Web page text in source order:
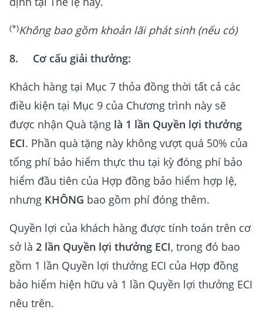
(*)Không bao gồm khoản lãi phát sinh (nếu có)
8. Cơ cấu giải thưởng:
Khách hàng tại Mục 7 thỏa đồng thời tất cả các
điều kiện tại Mục 9 của Chương trình này sẽ
được nhận Quà tặng là 1 lần Quyền lợi thưởng
ECI. Phần quà tặng này không vượt quá 50% của
tổng phí bảo hiểm thực thu tại kỳ đóng phí bảo
hiểm đầu tiên của Hợp đồng bảo hiểm hợp lệ,
nhưng KHÔNG bao gồm phí đóng thêm.
Quyền lợi của khách hàng được tính toán trên cơ
sở là 2 lần Quyền lợi thưởng ECI, trong đó bao
gồm 1 lần Quyền lợi thưởng ECI của Hợp đồng
bảo hiểm hiện hữu và 1 lần Quyền lợi thưởng ECI
nêu trên.